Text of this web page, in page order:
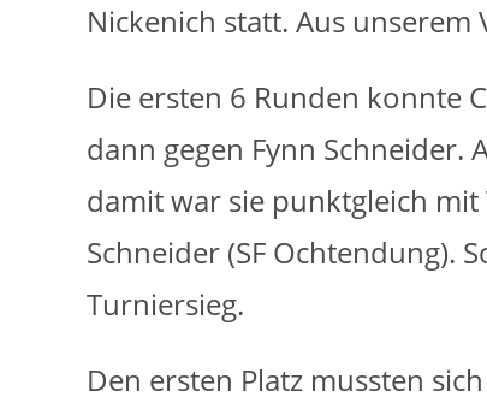
Nickenich statt. Aus
Die ersten 6 Runden konnte
dann gegen Fynn Schneider.
damit war sie punktgleich mit
Schneider (SF Ochtendung).
Turniersieg.
Den ersten Platz mussten